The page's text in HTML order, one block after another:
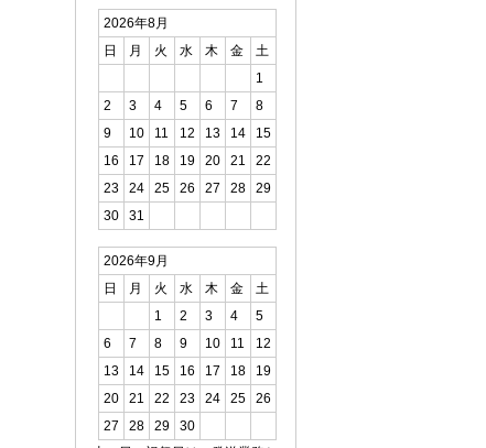
2026年8月
日
月 火 水 木 金
土
1
2
3 4 5 6 7
8
9
10 11 12 13 14
15
16
17 18 19 20 21
22
23
24 25 26 27 28
29
30
31
2026年9月
日
月 火 水 木 金
土
1
2 3 4
5
6
7 8 9 10 11
12
13
14 15 16 17 18
19
20
21 22 23 24 25
26
27
28 29
30